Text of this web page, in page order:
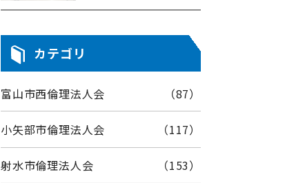
カテゴリ
富山市西倫理法人会 （87）
小矢部市倫理法人会 （117）
射水市倫理法人会 （153）